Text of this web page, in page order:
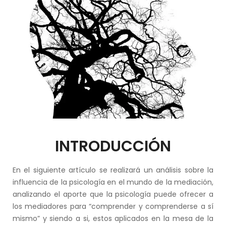
INTRODUCCIÓN
En el siguiente artículo se realizará un análisis sobre la
influencia de la psicología en el mundo de la mediación,
analizando el aporte que la psicología puede ofrecer a
los mediadores para “comprender y comprenderse a sí
mismo” y siendo a si, estos aplicados en la mesa de la